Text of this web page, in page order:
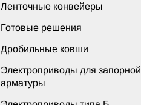
Ленточные конвейеры
Готовые решения
Дробильные ковши
Электроприводы для запорной
арматуры